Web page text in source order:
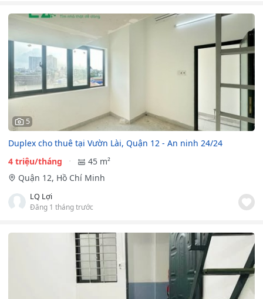
5
Duplex cho thuê tại Vườn Lài, Quận 12 - An ninh 24/24
4 triệu/tháng
45 m²
Quận 12, Hồ Chí Minh
LQ Lợi
Đăng 1 tháng trước